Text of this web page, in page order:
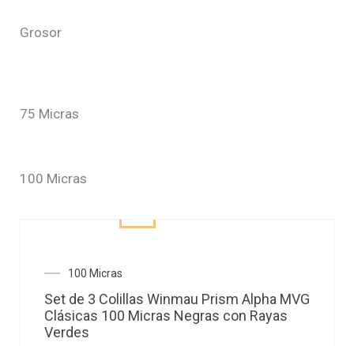
Grosor
75 Micras
100 Micras
100 Micras
Set de 3 Colillas Winmau Prism Alpha MVG
Clásicas 100 Micras Negras con Rayas
Verdes
El
precio
original
era:
precio
actual
es: